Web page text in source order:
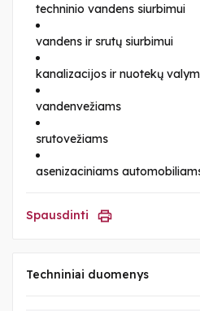
techninio vandens siurbimui
vandens ir srutų siurbimui
kanalizacijos ir nuotekų
vandenvežiams
srutovežiams
asenizaciniams
Spausdinti
Techniniai duomenys